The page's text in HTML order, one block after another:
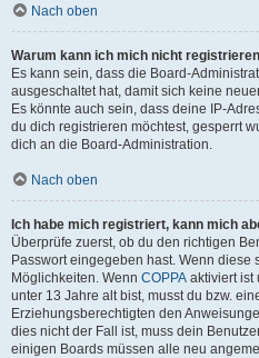
Nach oben
Warum kann ich mich nicht
Es kann sein, dass die Board-
ausgeschaltet hat, damit sich keine
Es könnte auch sein, dass deine IP-
du dich registrieren möchtest, gesperrt
dich an die Board-Administration.
Nach oben
Ich habe mich registriert, kann mich
Überprüfe zuerst, ob du den richtigen
Passwort eingegeben hast. Wenn diese
Möglichkeiten. Wenn COPPA aktiviert ist
unter 13 Jahre alt bist, musst du bzw.
Erziehungsberechtigten den
dies nicht der Fall ist, muss dein
einigen Boards müssen alle neu